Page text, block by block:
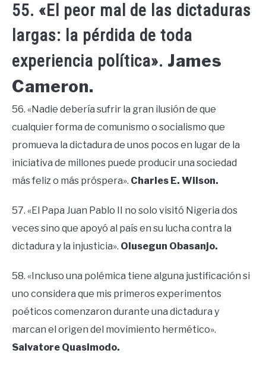
55. «El peor mal de las dictaduras
largas: la pérdida de toda
experiencia política». James
Cameron.
56. «Nadie debería sufrir la gran ilusión de que
cualquier forma de comunismo o socialismo que
promueva la dictadura de unos pocos en lugar de la
iniciativa de millones puede producir una sociedad
más feliz o más próspera». Charles E. Wilson.
57. «El Papa Juan Pablo II no solo visitó Nigeria dos
veces sino que apoyó al país en su lucha contra la
dictadura y la injusticia». Olusegun Obasanjo.
58. «Incluso una polémica tiene alguna justificación si
uno considera que mis primeros experimentos
poéticos comenzaron durante una dictadura y
marcan el origen del movimiento hermético».
Salvatore Quasimodo.